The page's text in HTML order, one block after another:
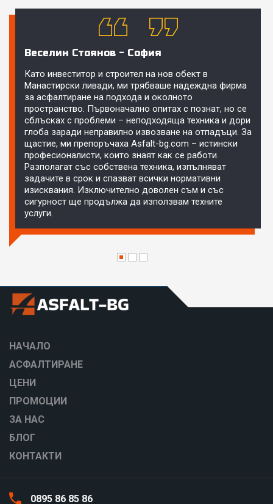
Веселин Стоянов - София
Като инвеститор и строител на нов обект в
Манастирски ливади, ми трябваше надеждна фирма
за асфалтиране на подхода и околното
пространство. Първоначално опитах с познат, но се
сблъсках с проблеми – неподходяща техника и дори
глоба заради неправилно извозване на отпадъци. За
щастие, ми препоръчаха Asfalt-bg.com – истински
професионалисти, които знаят как се работи.
Разполагат със собствена техника, изпълняват
задачите в срок и спазват всички нормативни
изисквания. Изключително доволен съм и със
сигурност ще продължа да използвам техните
услуги.
НАЧАЛО
АСФАЛТИРАНЕ
ЦЕНИ
ПРОМОЦИИ
ЗА НАС
БЛОГ
КОНТАКТИ
0895 86 85 86